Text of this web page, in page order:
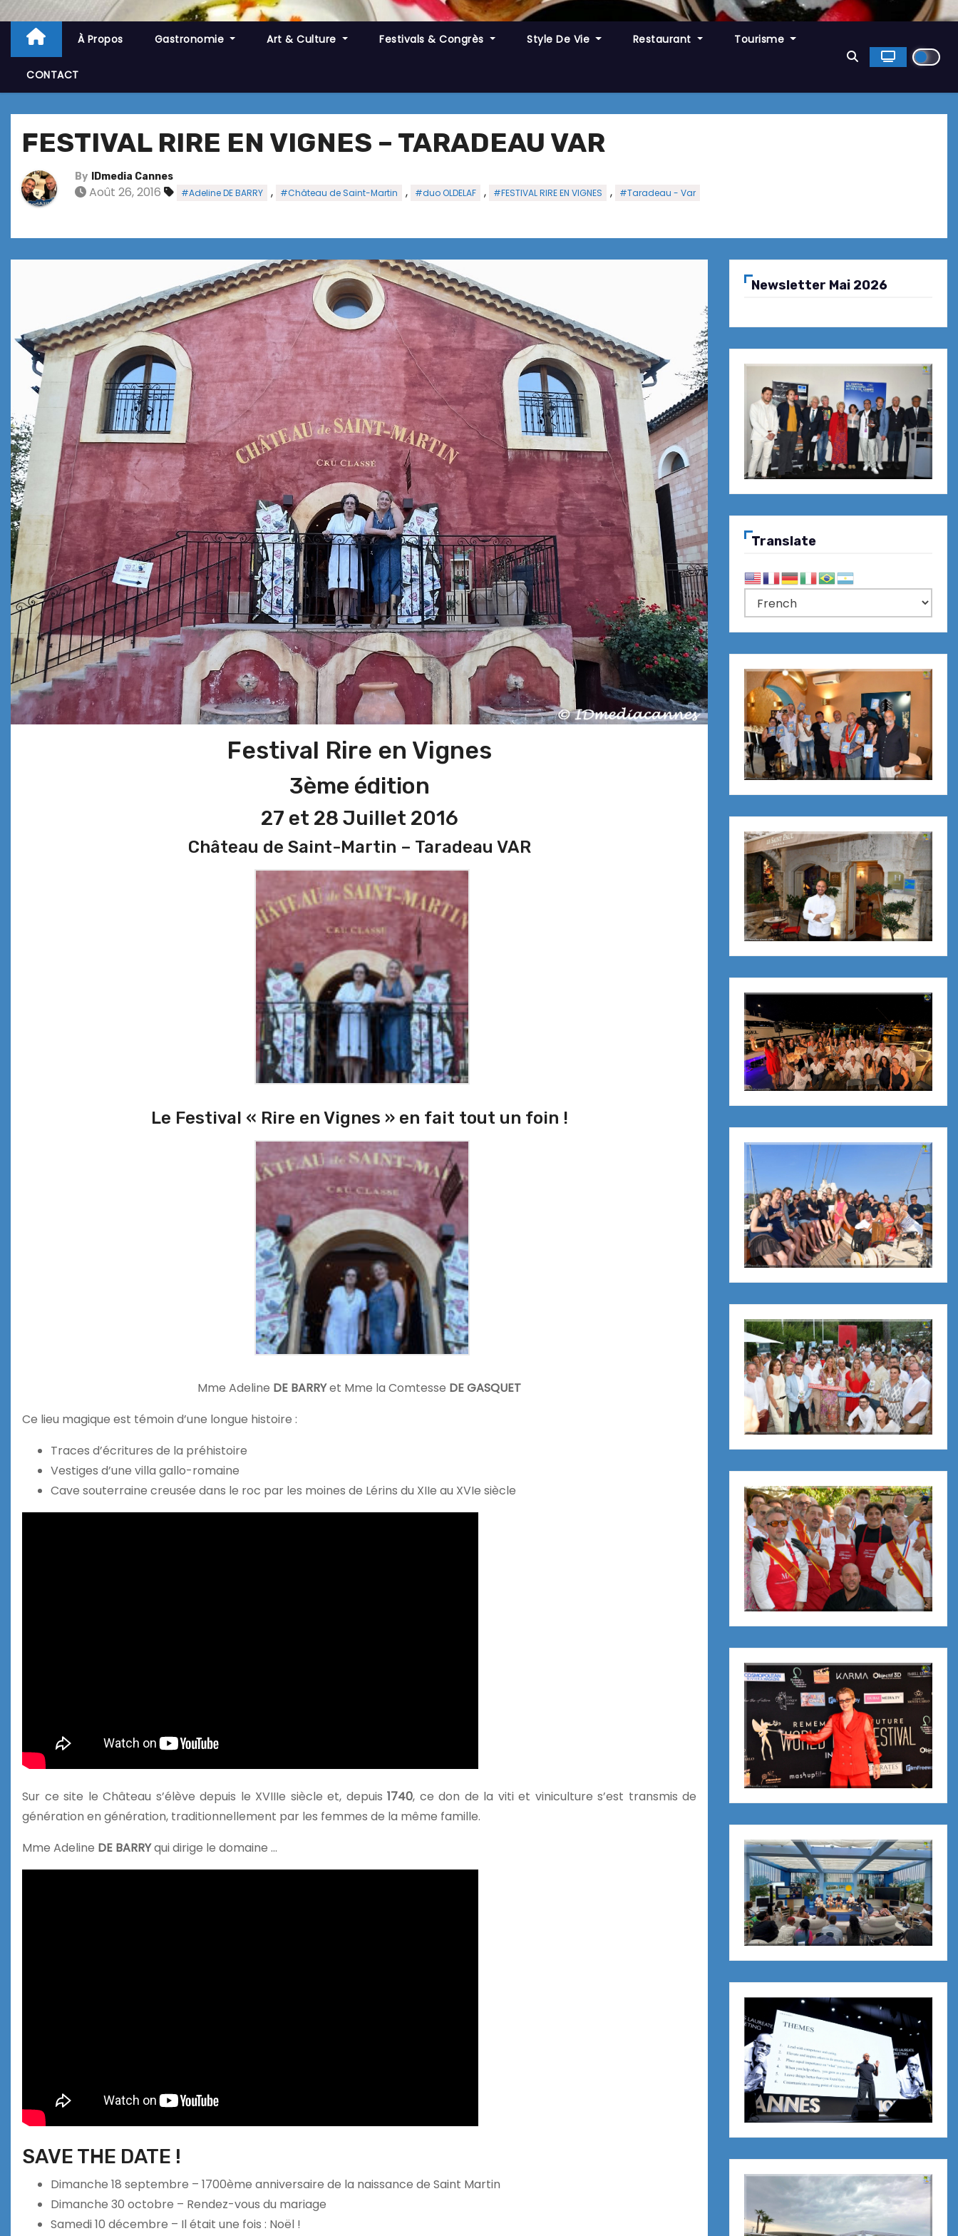
À Propos Gastronomie Art & Culture Festivals & Congrès Style De Vie Restaurant Tourisme
CONTACT
FESTIVAL RIRE EN VIGNES – TARADEAU VAR
By IDmedia Cannes
Août 26, 2016 #Adeline DE BARRY , #Château de Saint-Martin , #duo OLDELAF , #FESTIVAL RIRE EN VIGNES , #Taradeau - Var
Festival Rire en Vignes
3ème édition
27 et 28 Juillet 2016
Château de Saint-Martin – Taradeau VAR
Le Festival « Rire en Vignes » en fait tout un foin !
Mme Adeline DE BARRYet Mme la Comtesse DE GASQUET
Ce lieu magique est témoin d’une longue histoire :
Traces d’écritures de la préhistoire
Vestiges d’une villa gallo-romaine
Cave souterraine creusée dans le roc par les moines de Lérins du XIIe au XVIe siècle
Sur ce site le Château s’élève depuis le XVIIIe siècle et, depuis 1740, ce don de la viti et viniculture s’est transmis de
génération en génération, traditionnellement par les femmes de la même famille.
Mme Adeline DE BARRYqui dirige le domaine …
SAVE THE DATE !
Dimanche 18 septembre – 1700ème anniversaire de la naissance de Saint Martin
Dimanche 30 octobre – Rendez-vous du mariage
Samedi 10 décembre – Il était une fois : Noël !
Newsletter Mai 2026
Translate